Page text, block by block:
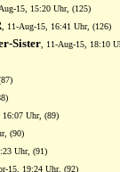
Aug-15, 15:20 Uhr, (125)
, 11-Aug-15, 16:41 Uhr, (126)
Sister , 11-Aug-15, 18:10
16:07 Uhr, (89)
(90)
Uhr, (91)
15, 19:24 Uhr, (92)